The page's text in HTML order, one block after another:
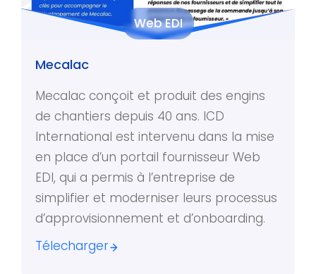
Web EDI
Mecalac
Mecalac conçoit et produit des engins
de chantiers depuis 40 ans. ICD
International est intervenu dans la mise
en place d’un portail fournisseur Web
EDI, qui a permis à l’entreprise de
simplifier et moderniser leurs processus
d’approvisionnement et d’onboarding.
Télecharger